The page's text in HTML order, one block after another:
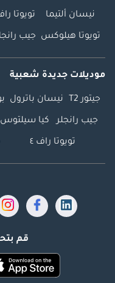
نيسان ألتيما تويوتا
تويوتا هيلوكس جيب
موديلات جديدة شعبية
جيتور T2 نيسان باترول
جيب رانجلر كيا سيلتوس
تويوتا راف ٤
قم